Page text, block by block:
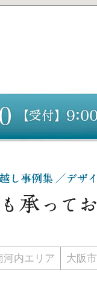
河内エリア 大阪